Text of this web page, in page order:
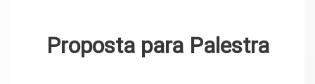
Proposta para Palestra